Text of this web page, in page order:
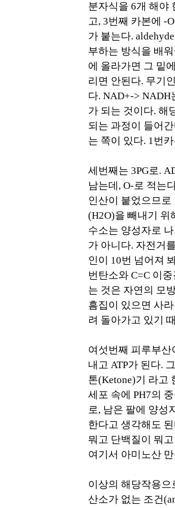
분자식을 6개 해야
고, 3번째 카본에 -
가 붙는다. aldehyde
부하는 방식을 배
에 올라가면 그 밑
리면 안된다. 무기
다. NAD+-> NADH
가 되는 것이다. 해
되는 과정이 들어
는 쪽이 있다. 1번
세번째는 3PG로.
남는데 , O-로 적는
인산이 붙었으므
(H2O)을 빼내기 위
수소는 양성자로
가 아니다. 자전거
인이 10번 넘어져
번탄소와 C=C 이
는 것은 자연의 모
흠집이 있으면 사
려 돌아가고 있기
여섯번째 피루부
내고 ATP가 된다.
톤(Ketone)기 라고
세포 속에 PH7의
로, 남은 팔에 양성
한다고 생각해도
뭐고 단백질이 뭐
여기서 아미노산
이상의 해당작용
산소가 없는 조건